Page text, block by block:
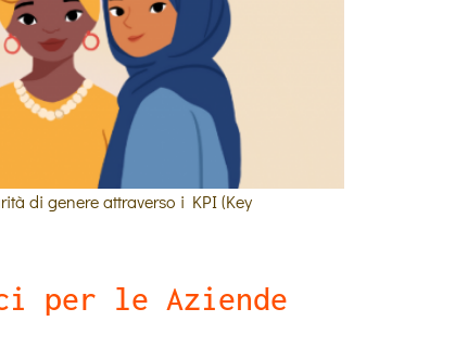
di genere attraverso i KPI (Key
per le Aziende